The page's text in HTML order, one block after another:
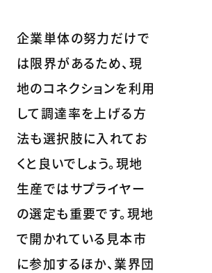
企業単体の努力だけで
は限界があるため、現
地のコネクションを利用
して調達率を上げる方
法も選択肢に入れてお
くと良いでしょう。現地
生産ではサプライヤー
の選定も重要です。現地
で開かれている見本市
に参加するほか、業界団